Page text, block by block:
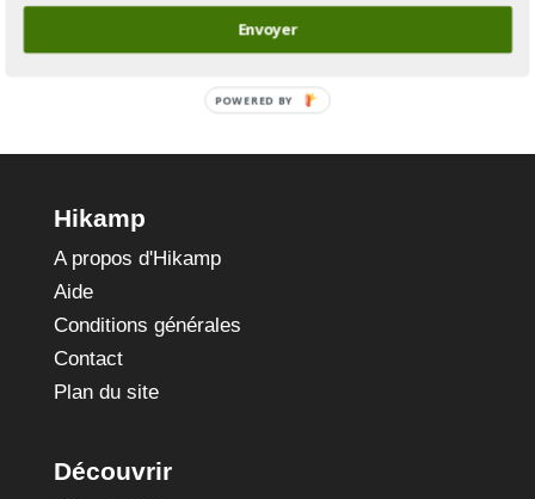
Reina
Hikamp
A propos d'Hikamp
Aide
Conditions générales
Contact
Plan du site
Découvrir
Envoyer
POWERED BY